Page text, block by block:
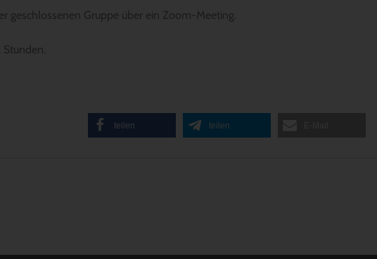
geschlossenen Gruppe über ein Zoom-Meeting.
teilen teilen